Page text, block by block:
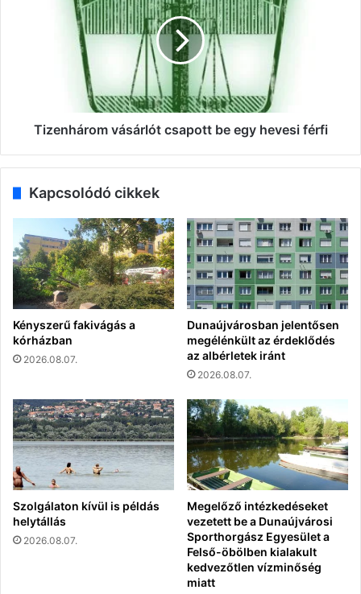
Tizenhárom vásárlót csapott be egy hevesi férfi
Kapcsolódó cikkek
Kényszerű fakivágás a
kórházban
2026.08.07.
Dunaújvárosban jelentősen
megélénkült az érdeklődés
az albérletek iránt
2026.08.07.
Szolgálaton kívül is példás
helytállás
2026.08.07.
Megelőző intézkedéseket
vezetett be a Dunaújvárosi
Sporthorgász Egyesület a
Felső-öbölben kialakult
kedvezőtlen vízminőség
miatt